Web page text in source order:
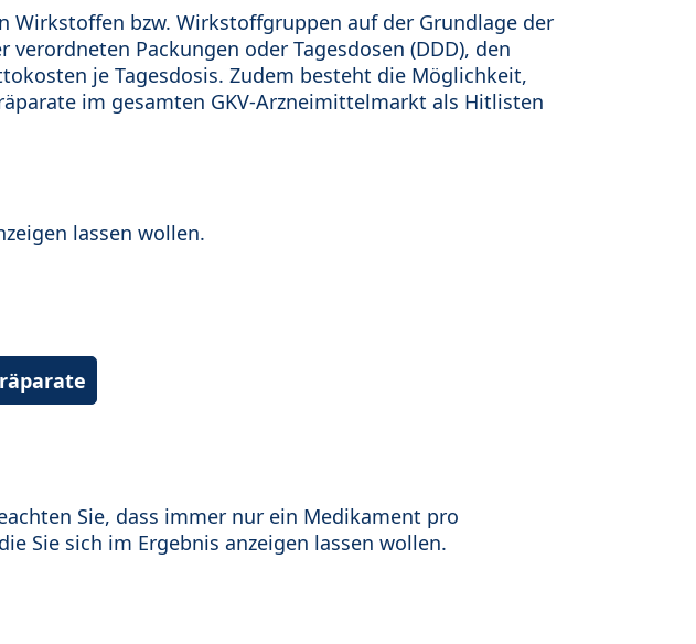
Wirkstoffen bzw. Wirkstoffgruppen auf der Grundlage der
Packungen oder Tagesdosen (DDD), den
je Tagesdosis. Zudem besteht die Möglichkeit,
im gesamten GKV-Arzneimittelmarkt als Hitlisten
lassen wollen.
Sie, dass immer nur ein Medikament pro
Sie sich im Ergebnis anzeigen lassen wollen.